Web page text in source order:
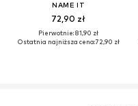
NAME IT
72,90 zł
Pierwotnie: 81,90 zł
Ostatnia najniższa cena:72,90 zł